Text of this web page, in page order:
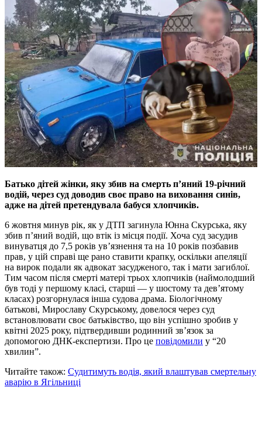
Батько дітей жінки, яку збив на смерть п’яний 19-річний
водій, через суд доводив своє право на виховання синів,
адже на дітей претендувала бабуся хлопчиків.
6 жовтня минув рік, як у ДТП загинула Юнна Скурська, яку
збив п’яний водій, що втік із місця події. Хоча суд засудив
винуватця до 7,5 років ув’язнення та на 10 років позбавив
прав, у цій справі ще рано ставити крапку, оскільки апеляції
на вирок подали як адвокат засудженого, так і мати загиблої.
Тим часом після смерті матері трьох хлопчиків (наймолодший
був тоді у першому класі, старші — у шостому та дев’ятому
класах) розгорнулася інша судова драма. Біологічному
батькові, Мирославу Скурському, довелося через суд
встановлювати своє батьківство, що він успішно зробив у
квітні 2025 року, підтвердивши родинний зв’язок за
допомогою ДНК-експертизи. Про це повідомили у “20
хвилин”.
Читайте також: Судитимуть водія, який влаштував смертельну
аварію в Ягільниці